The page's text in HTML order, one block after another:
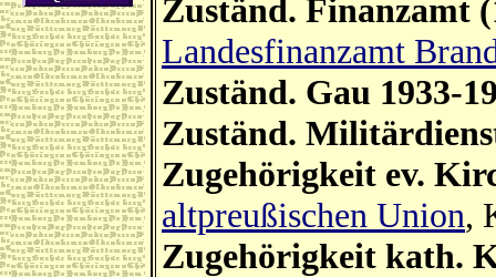
Zuständ. Finanzamt
Landesfinanzamt
Zuständ. Gau 1933-
Zuständ.
Zugehörigkeit ev.
altpreußischen Union,
Zugehörigkeit kath.